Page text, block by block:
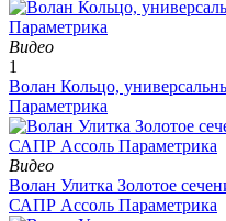
Видео
1
Волан Кольцо,
Параметрика
Видео
Волан Улитка Золотое
САПР Ассоль Параметрика